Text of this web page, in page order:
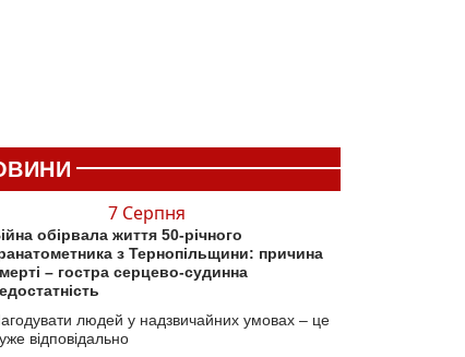
7 Серпня
обірвала життя 50-річного
з Тернопільщини: причина
– гостра серцево-судинна
людей у надзвичайних умовах – це
відповідально